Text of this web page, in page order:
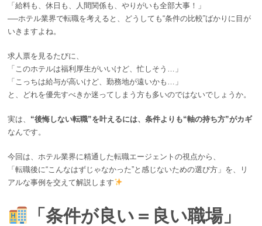
「給料も、休日も、人間関係も、やりがいも全部大事！」
──ホテル業界で転職を考えると、どうしても“条件の比較”ばかりに目が
いきますよね。
求人票を見るたびに、
「このホテルは福利厚生がいいけど、忙しそう…」
「こっちは給与が高いけど、勤務地が遠いかも…」
と、どれを優先すべきか迷ってしまう方も多いのではないでしょうか。
実は、 “後悔しない転職”を叶えるには、条件よりも“軸の持ち方”がカギ
なんです。
今回は、ホテル業界に精通した転職エージェントの視点から、
「転職後に“こんなはずじゃなかった”と感じないための選び方」を、リ
アルな事例を交えて解説します
「条件が良い＝良い職場」